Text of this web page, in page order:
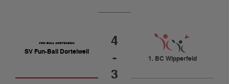
SV Fun-Ball Dortelweil
4
-
3
1. BC Wipperfeld